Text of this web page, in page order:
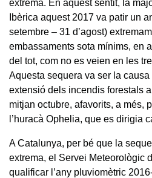
extrema. En aquest sentit, la
Ibèrica aquest 2017 va patir un
setembre – 31 d’agost)
embassaments sota mínims, en
del tot, com no es veien en les
Aquesta sequera va ser la
extensió dels incendis forestals
mitjan octubre, afavorits, a més,
l’huracà Ophelia, que es dirigia
A Catalunya, per bé que la
extrema, el Servei Meteorològic
qualificar l’any pluviomètric